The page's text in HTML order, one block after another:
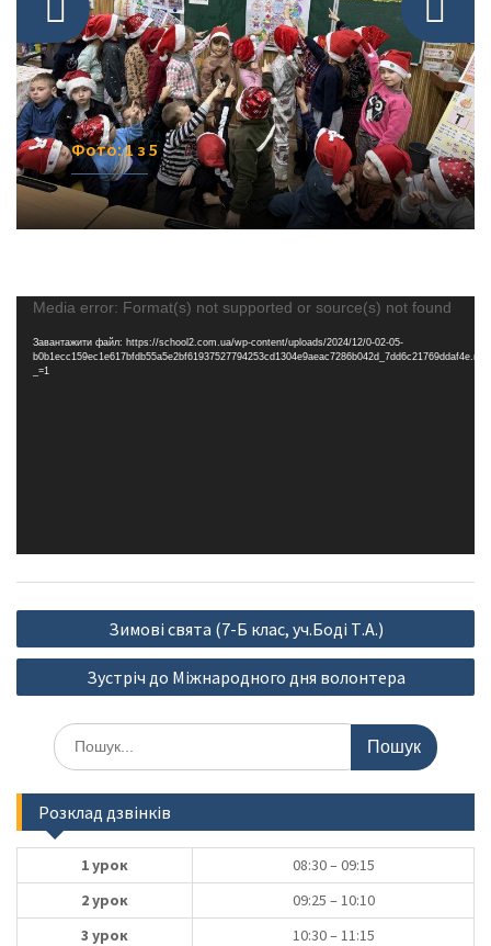
Фото: 1 з 5
Відеопрогравач
Media error: Format(s) not supported or source(s) not found
Завантажити файл: https://school2.com.ua/wp-content/uploads/2024/12/0-02-05-
_=1
Навігація
записів
Зимові свята (7-Б клас, уч.Боді Т.А.)
Зустріч до Міжнародного дня волонтера
Шукати:
Розклад дзвінків
1 урок
08:30 – 09:15
2 урок
09:25 – 10:10
3 урок
10:30 – 11:15